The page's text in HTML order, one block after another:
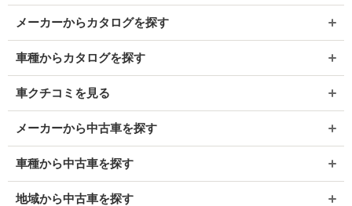
メーカーからカタログを探す
車種からカタログを探す
車クチコミを見る
メーカーから中古車を探す
車種から中古車を探す
地域から中古車を探す